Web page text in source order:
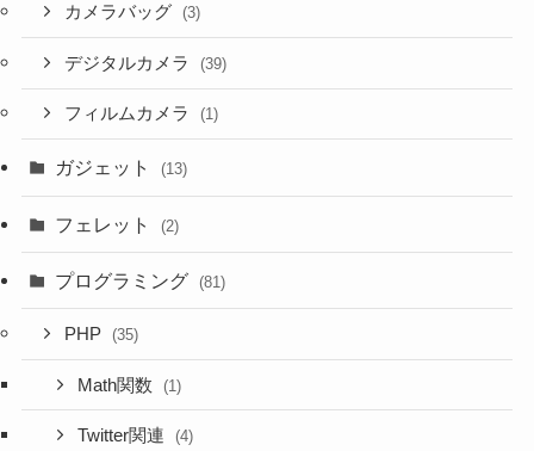
カメラバッグ (3)
デジタルカメラ (39)
フィルムカメラ (1)
ガジェット (13)
フェレット (2)
プログラミング (81)
PHP (35)
Math関数 (1)
Twitter関連 (4)